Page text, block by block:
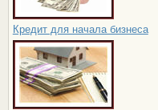
Кредит для начала бизнеса